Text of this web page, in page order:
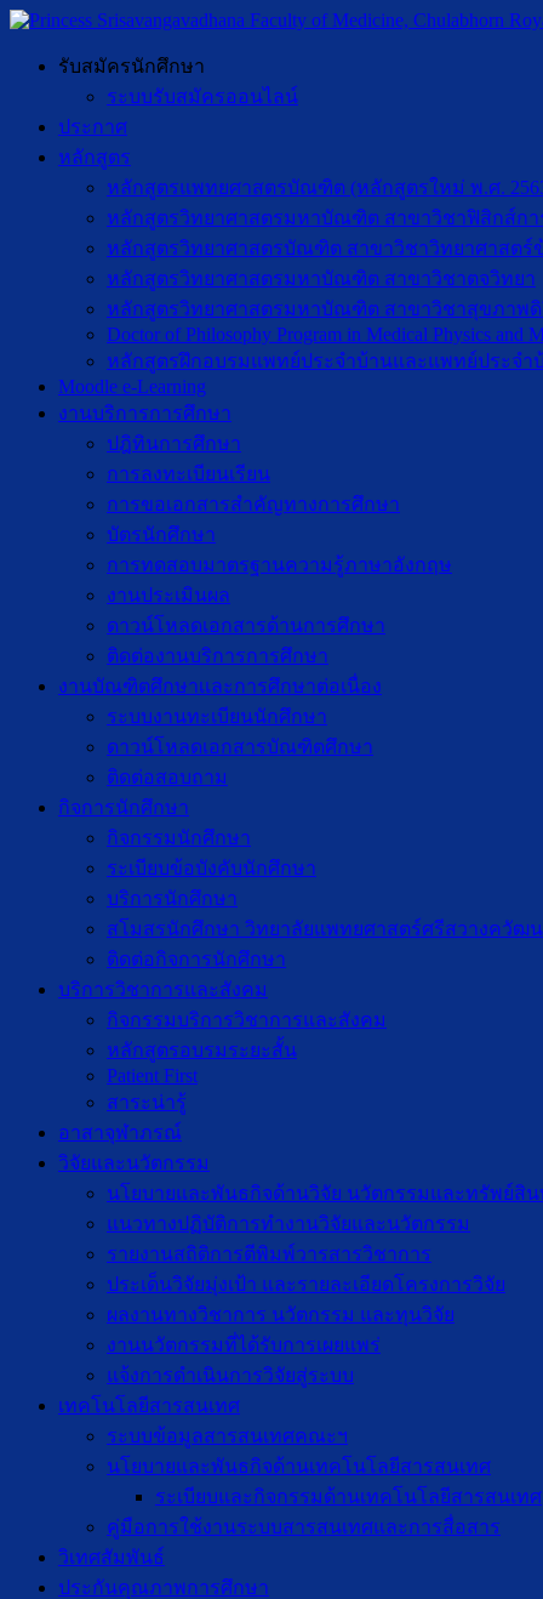
รับสมัครนักศึกษา
ระบบรับสมัครออนไลน์
ประกาศ
หลักสูตร
หลักสูตรแพทยศาสตรบัณฑิต (หลักสูตรใหม่ พ.ศ.
หลักสูตรวิทยาศาสตรมหาบัณฑิต สาขาวิชาฟิสิกส์กา
หลักสูตรวิทยาศาสตรบัณฑิต สาขาวิชาวิทยาศาสตร์
หลักสูตรวิทยาศาสตรมหาบัณฑิต สาขาวิชาตจวิทยา
หลักสูตรวิทยาศาสตรมหาบัณฑิต สาขาวิชาสุขภาพดิ
Doctor of Philosophy Program in Medical Physics and
หลักสูตรฝึกอบรมแพทย์ประจำบ้านและแพทย์ประจำ
Moodle e-Learning
งานบริการการศึกษา
ปฎิทินการศึกษา
การลงทะเบียนเรียน
การขอเอกสารสำคัญทางการศึกษา
บัตรนักศึกษา
การทดสอบมาตรฐานความรู้ภาษาอังกฤษ
งานประเมินผล
ดาวน์โหลดเอกสารด้านการศึกษา
ติดต่องานบริการการศึกษา
งานบัณฑิตศึกษาเเละการศึกษาต่อเนื่อง
ระบบงานทะเบียนนักศึกษา
ดาวน์โหลดเอกสารบัณฑิตศึกษา
ติดต่อสอบถาม
กิจการนักศึกษา
กิจกรรมนักศึกษา
ระเบียบข้อบังคับนักศึกษา
บริการนักศึกษา
สโมสรนักศึกษา วิทยาลัยแพทยศาสตร์ศรีสวางควัฒน
ติดต่อกิจการนักศึกษา
บริการวิชาการและสังคม
กิจกรรมบริการวิชาการและสังคม
หลักสูตรอบรมระยะสั้น
Patient First
สาระน่ารู้
อาสาจุฬาภรณ์
วิจัยและนวัตกรรม
นโยบายและพันธกิจด้านวิจัย นวัตกรรมและทรัพย์สิ
แนวทางปฏิบัติการทำงานวิจัยและนวัตกรรม
รายงานสถิติการตีพิมพ์วารสารวิชาการ
ประเด็นวิจัยมุ่งเป้า และรายละเอียดโครงการวิจัย
ผลงานทางวิชาการ นวัตกรรม และทุนวิจัย
งานนวัตกรรมที่ได้รับการเผยแพร่
แจ้งการดำเนินการวิจัยสู่ระบบ
เทคโนโลยีสารสนเทศ
ระบบข้อมูลสารสนเทศคณะฯ
นโยบายและพันธกิจด้านเทคโนโลยีสารสนเทศ
ระเบียบและกิจกรรมด้านเทคโนโลยีสารสนเทศ
คู่มือการใช้งานระบบสารสนเทศและการสื่อสาร
วิเทศสัมพันธ์
ประกันคุณภาพการศึกษา